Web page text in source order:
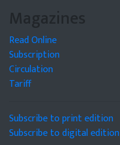
Magazines
Read Online
Subscription
Circulation
Tariff
Subscribe to print edition
Subscribe to digital edition